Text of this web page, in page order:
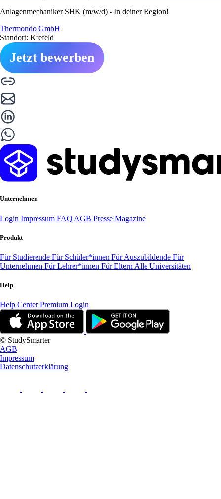
Anlagenmechaniker SHK (m/w/d) - In deiner Region!
Thermondo GmbH
Standort: Krefeld
Jetzt bewerben
Unternehmen
Login Impressum FAQ AGB Presse Magazine
Produkt
Für Studierende Für Schüler*innen Für Auszubildende Für
Unternehmen Für Lehrer*innen Für Eltern Alle Universitäten
Help
Help CenterPremium Login
© StudySmarter
AGB
Impressum
Datenschutzerklärung